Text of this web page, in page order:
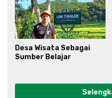
Desa Wisata Sebagai
Sumber Belajar